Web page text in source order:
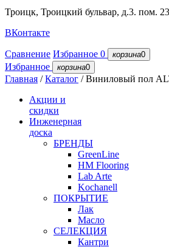
Троицк, Троицкий бульвар, д.3. пом.
ВКонтакте
Сравнение Избранное 0 корзина0
Избранное корзина0
Главная / Каталог / Виниловый пол
Акции и
скидки
Инженерная
доска
БРЕНДЫ
GreenLine
HM Flooring
Lab Arte
Kochanell
ПОКРЫТИЕ
Лак
Масло
СЕЛЕКЦИЯ
Кантри